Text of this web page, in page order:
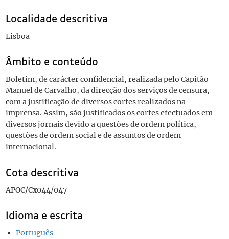
Localidade descritiva
Lisboa
Âmbito e conteúdo
Boletim, de carácter confidencial, realizada pelo Capitão
Manuel de Carvalho, da direcção dos serviços de censura,
com a justificação de diversos cortes realizados na
imprensa. Assim, são justificados os cortes efectuados em
diversos jornais devido a questões de ordem política,
questões de ordem social e de assuntos de ordem
internacional.
Cota descritiva
APOC/Cx044/047
Idioma e escrita
Português